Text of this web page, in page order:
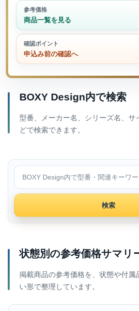
参考価格
商品一覧を見る
確認ポイント
申込み前の確認へ
BOXY Design内で検索
型番、メーカー名、シリーズ名、サ
どで検索できます。
BOXY Design内で検索
検索
状態別の参考価格サマリ
掲載商品の参考価格を、状態や付属
い形で整理しています。